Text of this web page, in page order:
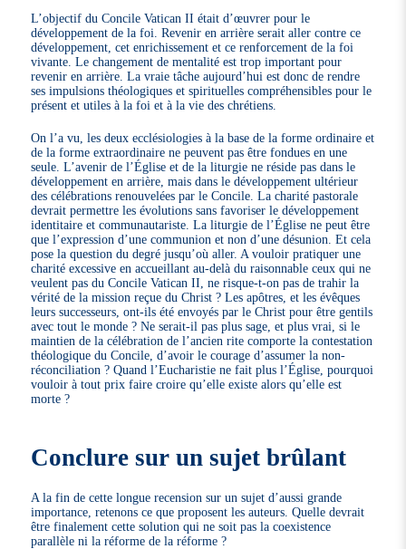
L’objectif du Concile Vatican II était d’œuvrer pour le
développement de la foi. Revenir en arrière serait aller contre ce
développement, cet enrichissement et ce renforcement de la foi
vivante. Le changement de mentalité est trop important pour
revenir en arrière. La vraie tâche aujourd’hui est donc de rendre
ses impulsions théologiques et spirituelles compréhensibles pour le
présent et utiles à la foi et à la vie des chrétiens.
On l’a vu, les deux ecclésiologies à la base de la forme ordinaire et
de la forme extraordinaire ne peuvent pas être fondues en une
seule. L’avenir de l’Église et de la liturgie ne réside pas dans le
développement en arrière, mais dans le développement ultérieur
des célébrations renouvelées par le Concile. La charité pastorale
devrait permettre les évolutions sans favoriser le développement
identitaire et communautariste. La liturgie de l’Église ne peut être
que l’expression d’une communion et non d’une désunion. Et cela
pose la question du degré jusqu’où aller. A vouloir pratiquer une
charité excessive en accueillant au-delà du raisonnable ceux qui ne
veulent pas du Concile Vatican II, ne risque-t-on pas de trahir la
vérité de la mission reçue du Christ ? Les apôtres, et les évêques
leurs successeurs, ont-ils été envoyés par le Christ pour être gentils
avec tout le monde ? Ne serait-il pas plus sage, et plus vrai, si le
maintien de la célébration de l’ancien rite comporte la contestation
théologique du Concile, d’avoir le courage d’assumer la non-
réconciliation ? Quand l’Eucharistie ne fait plus l’Église, pourquoi
vouloir à tout prix faire croire qu’elle existe alors qu’elle est
morte ?
Conclure sur un sujet brûlant
A la fin de cette longue recension sur un sujet d’aussi grande
importance, retenons ce que proposent les auteurs. Quelle devrait
être finalement cette solution qui ne soit pas la coexistence
parallèle ni la réforme de la réforme ?